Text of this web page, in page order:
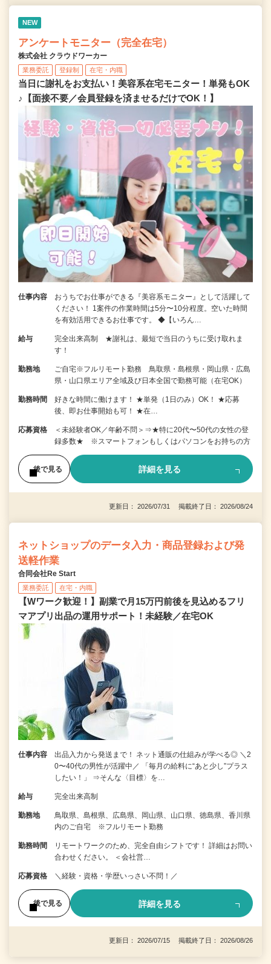
NEW
アンケートモニター（完全在宅）
株式会社 クラウドワーカー
業務委託 登録制 在宅・内職
当日に謝礼をお支払い！美容系在宅モニター！単発もOK
♪【面接不要／会員登録を済ませるだけでOK！】
仕事内容
おうちでお仕事ができる『美容系モニター』として活躍して
ください！ 1案件の作業時間は5分〜10分程度。空いた時間
を有効活用できるお仕事です。 ◆【いろん…
給与
完全出来高制 ★謝礼は、最短で当日のうちに受け取れま
す！
勤務地
ご自宅※フルリモート勤務 鳥取県・島根県・岡山県・広島
県・山口県エリア全域及び日本全国で勤務可能（在宅OK）
勤務時間
好きな時間に働けます！ ★単発（1日のみ）OK！ ★応募
後、即お仕事開始も可！ ★在…
応募資格
＜未経験者OK／年齢不問＞⇒★特に20代〜50代の女性の登
録多数★ ※スマートフォンもしくはパソコンをお持ちの方
後で見る 詳細を見る
更新日： 2026/07/31 掲載終了日： 2026/08/24
ネットショップのデータ入力・商品登録および発
送軽作業
合同会社Re Start
業務委託 在宅・内職
【Wワーク歓迎！】副業で月15万円前後を見込めるフリ
マアプリ出品の運用サポート！未経験／在宅OK
仕事内容
出品入力から発送まで！ ネット通販の仕組みが学べる◎ ＼2
0〜40代の男性が活躍中／ 「毎月の給料に“あと少し”プラス
したい！」 ⇒そんな〈目標〉を…
給与 完全出来高制
勤務地
鳥取県、島根県、広島県、岡山県、山口県、徳島県、香川県
内のご自宅 ※フルリモート勤務
勤務時間
リモートワークのため、完全自由シフトです！ 詳細はお問い
合わせください。 ＜会社営…
応募資格 ＼経験・資格・学歴いっさい不問！／
後で見る 詳細を見る
更新日： 2026/07/15 掲載終了日： 2026/08/26